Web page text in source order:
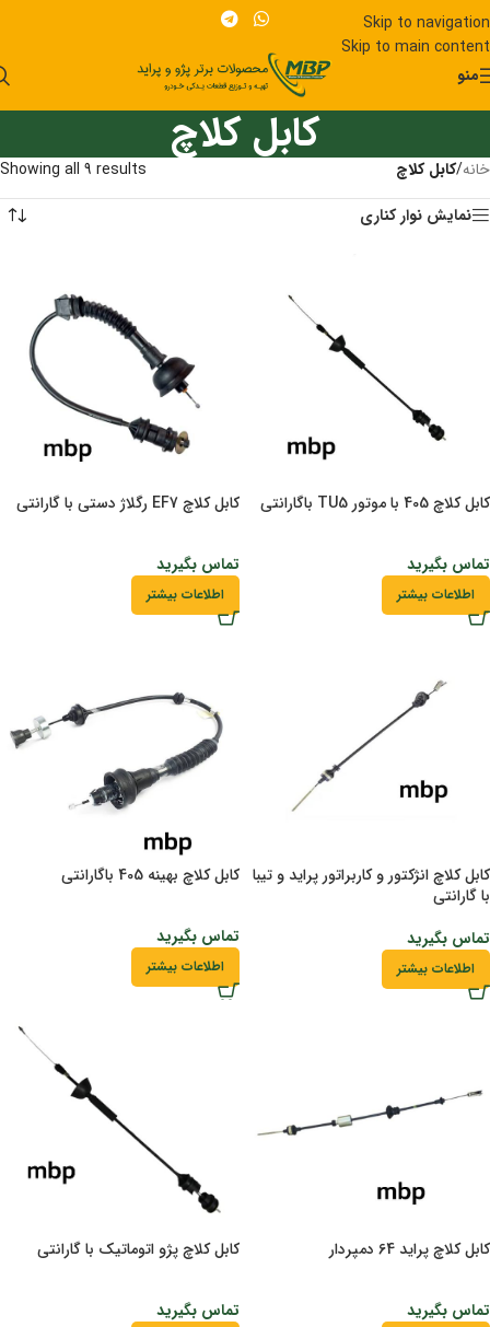
Skip to navigation
Skip to main content
منو
کابل کلاچ
خانه/کابل کلاچ
Showing all 9 results
نمایش نوار کناری
کابل کلاچ 405 با موتور TU5 باگارانتی
تماس بگیرید
اطلاعات بیشتر
کابل کلاچ EF7 رگلاژ دستی با گارانتی
تماس بگیرید
اطلاعات بیشتر
کابل کلاچ انژکتور و کاربراتور پراید و تیبا
با گارانتی
تماس بگیرید
اطلاعات بیشتر
کابل کلاچ بهینه 405 باگارانتی
تماس بگیرید
اطلاعات بیشتر
کابل کلاچ پراید 64 دمپردار
تماس بگیرید
کابل کلاچ پژو اتوماتیک با گارانتی
تماس بگیرید